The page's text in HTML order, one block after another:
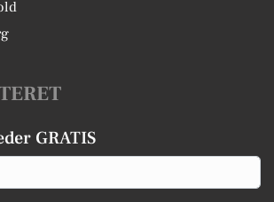
GRATIS